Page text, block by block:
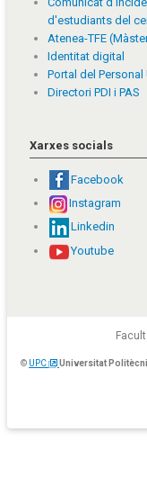
d'estudiants del
Atenea-TFE
Identitat digital
Portal del Personal
Directori PDI i PAS
Xarxes socials
Facebook
Instagram
Linkedin
Youtube
© UPC Universitat